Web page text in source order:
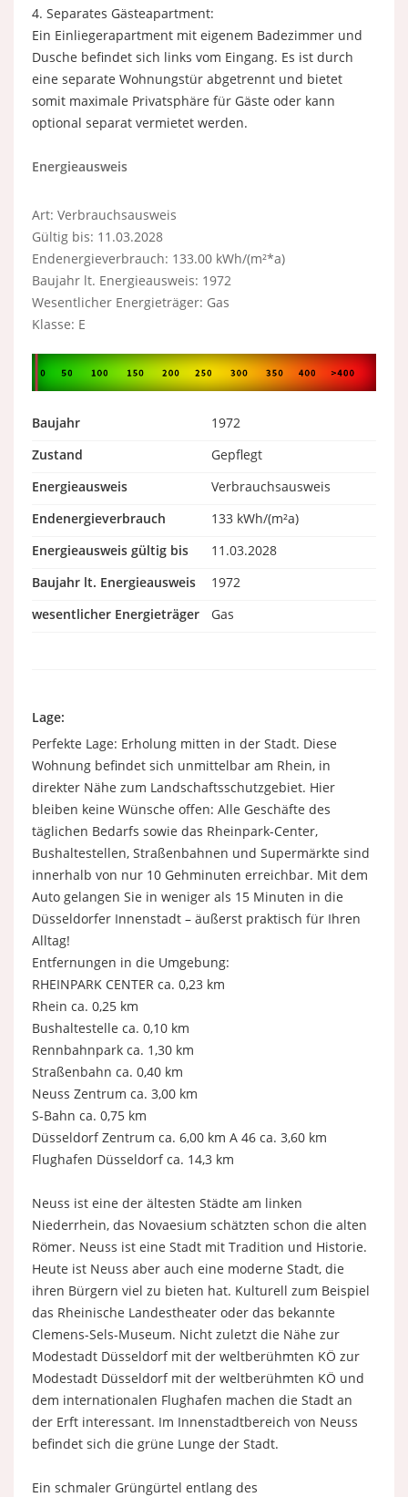
4. Separates Gästeapartment:
Ein Einliegerapartment mit eigenem Badezimmer und
Dusche befindet sich links vom Eingang. Es ist durch
eine separate Wohnungstür abgetrennt und bietet
somit maximale Privatsphäre für Gäste oder kann
optional separat vermietet werden.
Energieausweis
Art: Verbrauchsausweis
Gültig bis: 11.03.2028
Endenergieverbrauch: 133.00 kWh/(m²*a)
Baujahr lt. Energieausweis: 1972
Wesentlicher Energieträger: Gas
Klasse: E
Baujahr
1972
Zustand
Gepflegt
Energieausweis
Verbrauchsausweis
Endenergieverbrauch
133 kWh/(m²a)
Energieausweis gültig bis
11.03.2028
Baujahr lt. Energieausweis
1972
wesentlicher Energieträger
Gas
Lage:
Perfekte Lage: Erholung mitten in der Stadt. Diese
Wohnung befindet sich unmittelbar am Rhein, in
direkter Nähe zum Landschaftsschutzgebiet. Hier
bleiben keine Wünsche offen: Alle Geschäfte des
täglichen Bedarfs sowie das Rheinpark-Center,
Bushaltestellen, Straßenbahnen und Supermärkte sind
innerhalb von nur 10 Gehminuten erreichbar. Mit dem
Auto gelangen Sie in weniger als 15 Minuten in die
Düsseldorfer Innenstadt – äußerst praktisch für Ihren
Alltag!
Entfernungen in die Umgebung:
RHEINPARK CENTER ca. 0,23 km
Rhein ca. 0,25 km
Bushaltestelle ca. 0,10 km
Rennbahnpark ca. 1,30 km
Straßenbahn ca. 0,40 km
Neuss Zentrum ca. 3,00 km
S-Bahn ca. 0,75 km
Düsseldorf Zentrum ca. 6,00 km A 46 ca. 3,60 km
Flughafen Düsseldorf ca. 14,3 km
Neuss ist eine der ältesten Städte am linken
Niederrhein, das Novaesium schätzten schon die alten
Römer. Neuss ist eine Stadt mit Tradition und Historie.
Heute ist Neuss aber auch eine moderne Stadt, die
ihren Bürgern viel zu bieten hat. Kulturell zum Beispiel
das Rheinische Landestheater oder das bekannte
Clemens-Sels-Museum. Nicht zuletzt die Nähe zur
Modestadt Düsseldorf mit der weltberühmten KÖ zur
Modestadt Düsseldorf mit der weltberühmten KÖ und
dem internationalen Flughafen machen die Stadt an
der Erft interessant. Im Innenstadtbereich von Neuss
befindet sich die grüne Lunge der Stadt.
Ein schmaler Grüngürtel entlang des